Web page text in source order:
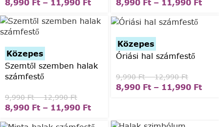
8,990 Ft – 11,990 Ft 8,990 Ft – 11,990 Ft
Közepes
Szemtől szemben halak
számfestő
9,990Ft – 12,990Ft
8,990 Ft – 11,990 Ft
Közepes
Óriási hal számfestő
9,990Ft – 12,990Ft
8,990 Ft – 11,990 Ft